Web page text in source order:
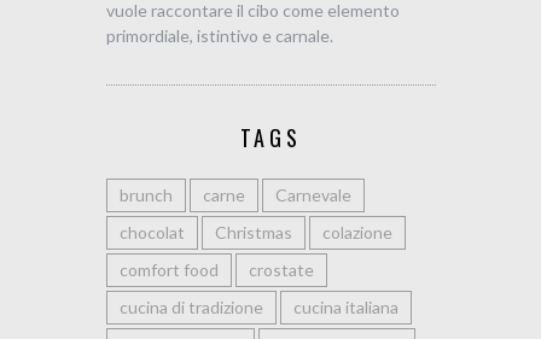
vuole raccontare il cibo come elemento
primordiale, istintivo e carnale.
TAGS
brunch carne
Carnevale
chocolat
Christmas
colazione
comfort food
crostate
cucina di tradizione
cucina italiana